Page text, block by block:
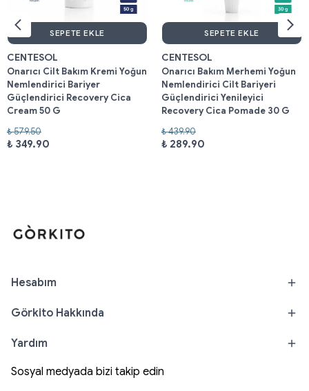
SEPETE EKLE
CENTESOL
Onarıcı Cilt Bakım Kremi Yoğun
Nemlendirici Bariyer
Güçlendirici Recovery Cica
Cream 50 G
₺ 579.50
₺ 349.90
SEPETE EKLE
CENTESOL
Onarıcı Bakım Merhemi Yoğun
Nemlendirici Cilt Bariyeri
Güçlendirici Yenileyici
Recovery Cica Pomade 30 G
₺ 439.90
₺ 289.90
Hesabım
Görkito Hakkında
Yardım
Sosyal medyada bizi takip edin